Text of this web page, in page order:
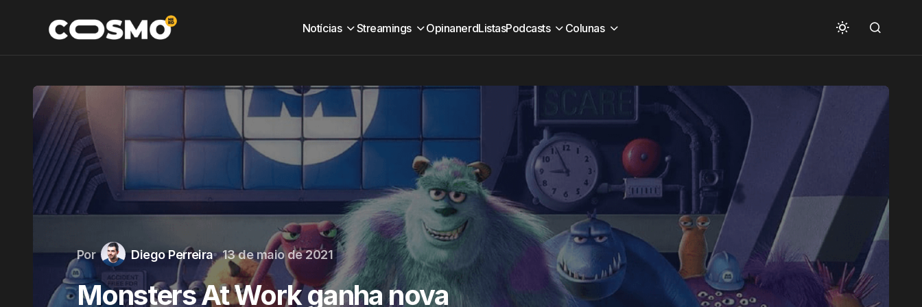
Notícias Streamings OpinanerdListasPodcasts Colunas
Por Diego Perreira 13 de maio de 2021
Monsters At Work ganha nova